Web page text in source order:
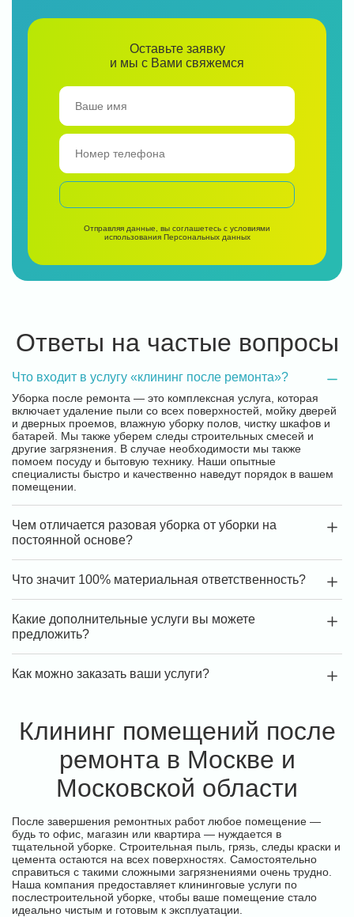
Оставьте заявку
и мы с Вами свяжемся
Отправляя данные, вы соглашетесь с условиями
использования Персональных данных
Ответы на частые вопросы
Что входит в услугу «клининг после ремонта»?
Уборка после ремонта — это комплексная услуга, которая
включает удаление пыли со всех поверхностей, мойку дверей
и дверных проемов, влажную уборку полов, чистку шкафов и
батарей. Мы также уберем следы строительных смесей и
другие загрязнения. В случае необходимости мы также
помоем посуду и бытовую технику. Наши опытные
специалисты быстро и качественно наведут порядок в вашем
помещении.
Чем отличается разовая уборка от уборки на
постоянной основе?
Что значит 100% материальная ответственность?
Какие дополнительные услуги вы можете
предложить?
Как можно заказать ваши услуги?
Клининг помещений после
ремонта в Москве и
Московской области
После завершения ремонтных работ любое помещение —
будь то офис, магазин или квартира — нуждается в
тщательной уборке. Строительная пыль, грязь, следы краски и
цемента остаются на всех поверхностях. Самостоятельно
справиться с такими сложными загрязнениями очень трудно.
Наша компания предоставляет клининговые услуги по
послестроительной уборке, чтобы ваше помещение стало
идеально чистым и готовым к эксплуатации.